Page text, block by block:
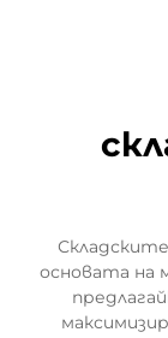
основата на